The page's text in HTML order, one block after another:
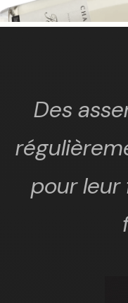
Des
pour leur